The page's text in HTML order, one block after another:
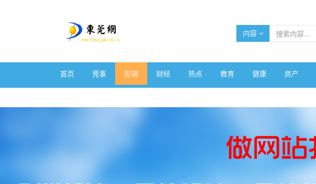
内容
首页 莞事 街镇 财经 热点 教育 健康 房产